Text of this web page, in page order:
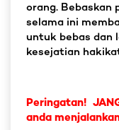
orang. Bebaskan
selama ini
untuk bebas dan
kesejatian
Peringatan!
anda